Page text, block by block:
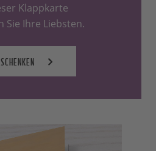
Klappkarte
Sie Ihre Liebsten.